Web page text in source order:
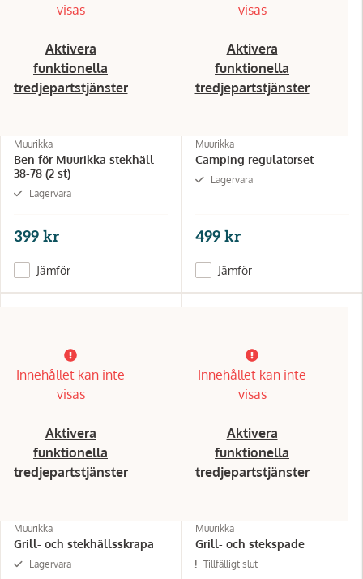
visas
Aktivera
funktionella
tredjepartstjänster
Muurikka
Ben för Muurikka stekhäll
38-78 (2 st)
Lagervara
399 kr
Jämför
visas
Aktivera
funktionella
tredjepartstjänster
Muurikka
Camping regulatorset
Lagervara
499 kr
Jämför
Innehållet kan inte
visas
Aktivera
funktionella
tredjepartstjänster
Muurikka
Grill- och stekhällsskrapa
Lagervara
Innehållet kan inte
visas
Aktivera
funktionella
tredjepartstjänster
Muurikka
Grill- och stekspade
Tillfälligt slut